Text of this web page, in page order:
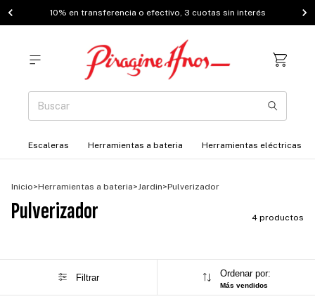
10% en transferencia o efectivo, 3 cuotas sin interés
Escaleras Herramientas a bateria Herramientas eléctricas
Inicio>Herramientas a bateria>Jardin>Pulverizador
Pulverizador 4 productos
Filtrar Ordenar por:
Más vendidos